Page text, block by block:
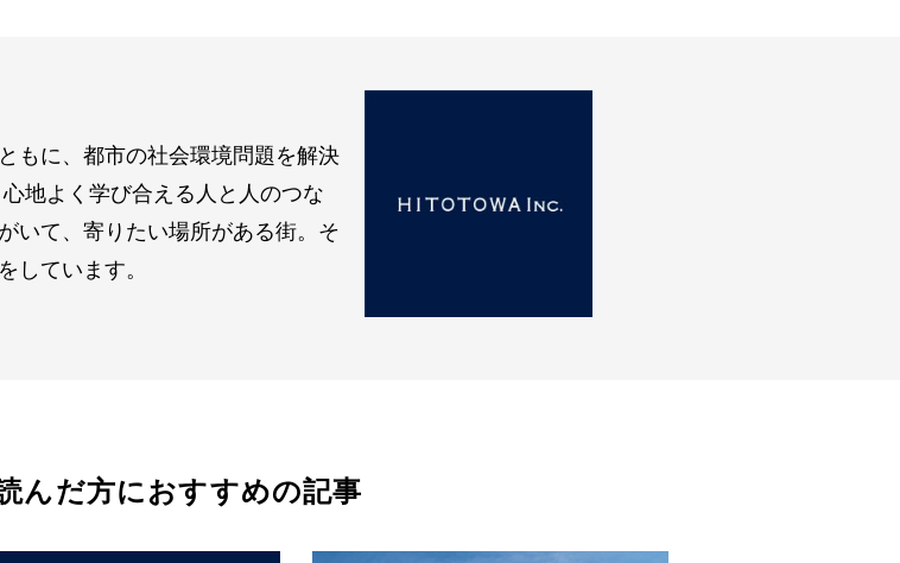
もに、都市の社会環境問題を解決
地よく学び合える人と人のつな
いて、寄りたい場所がある街。そ
しています。
んだ方におすすめの記事